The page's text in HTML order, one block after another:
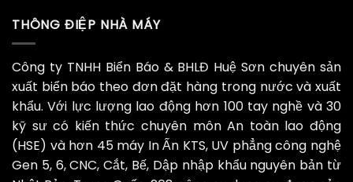
THÔNG ĐIỆP NHÀ MÁY
Công ty TNHH Biển Báo & BHLĐ Huệ Sơn chuyên sản
xuất biển báo theo đơn đặt hàng trong nước và xuất
khẩu. Với lực lượng lao động hơn 100 tay nghề và 30
kỹ sư có kiến thức chuyên môn An toàn lao động
(HSE) và hơn 45 máy In Ấn KTS, UV phẳng công nghệ
Gen 5, 6, CNC, Cắt, Bế, Dập nhập khẩu nguyên bản từ